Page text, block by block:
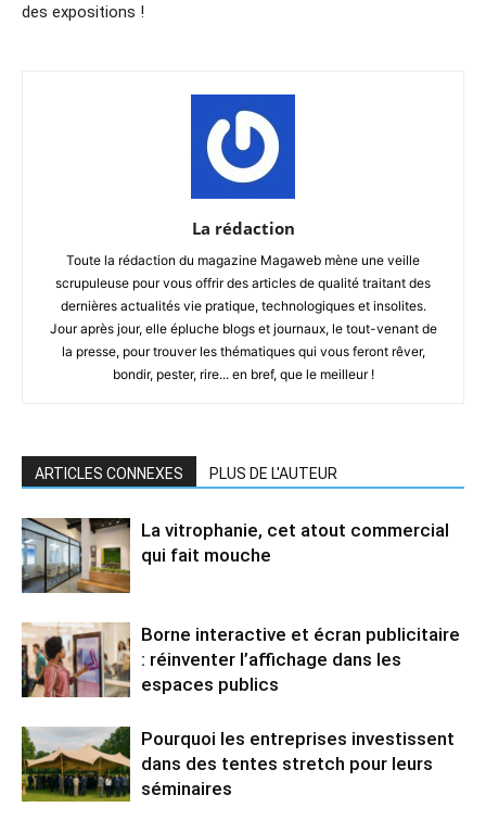
des expositions !
La rédaction
Toute la rédaction du magazine Magaweb mène une veille
scrupuleuse pour vous offrir des articles de qualité traitant des
dernières actualités vie pratique, technologiques et insolites.
Jour après jour, elle épluche blogs et journaux, le tout-venant de
la presse, pour trouver les thématiques qui vous feront rêver,
bondir, pester, rire... en bref, que le meilleur !
ARTICLES CONNEXES PLUS DE L'AUTEUR
La vitrophanie, cet atout commercial
qui fait mouche
Borne interactive et écran publicitaire
: réinventer l’affichage dans les
espaces publics
Pourquoi les entreprises investissent
dans des tentes stretch pour leurs
séminaires